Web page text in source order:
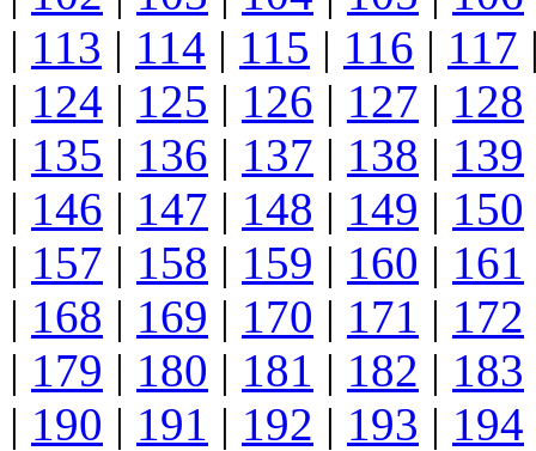
| 113 | 114 | 115 | 116 | 117
| 124 | 125 | 126 | 127 | 128
| 135 | 136 | 137 | 138 | 139
| 146 | 147 | 148 | 149 | 150
| 157 | 158 | 159 | 160 | 161
| 168 | 169 | 170 | 171 | 172
| 179 | 180 | 181 | 182 | 183
| 190 | 191 | 192 | 193 | 194